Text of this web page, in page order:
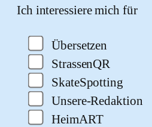
Ich interessiere mich für
Übersetzen
StrassenQR
SkateSpotting
Unsere-Redaktion
HeimART